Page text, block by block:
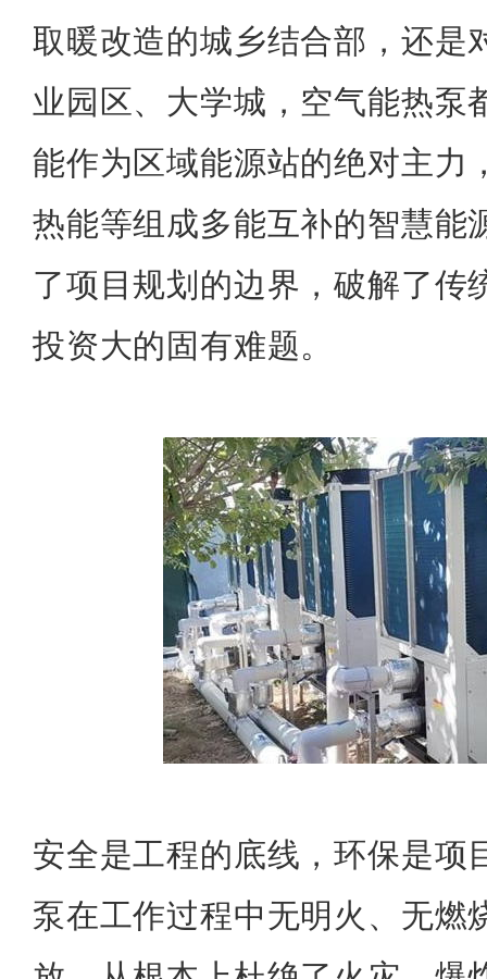
取暖改造的城乡结合部，还是
业园区、大学城，空气能热泵
能作为区域能源站的绝对主力
热能等组成多能互补的智慧能
了项目规划的边界，破解了传
投资大的固有难题。
安全是工程的底线，环保是项
泵在工作过程中无明火、无燃